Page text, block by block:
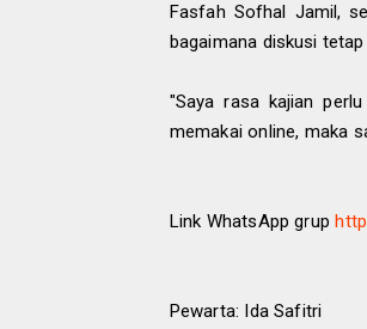
Fasfah Sofhal Jamil,
bagaimana diskusi
"Saya rasa kajian
memakai online, maka
Link WhatsApp grup
Pewarta: Ida Safitri